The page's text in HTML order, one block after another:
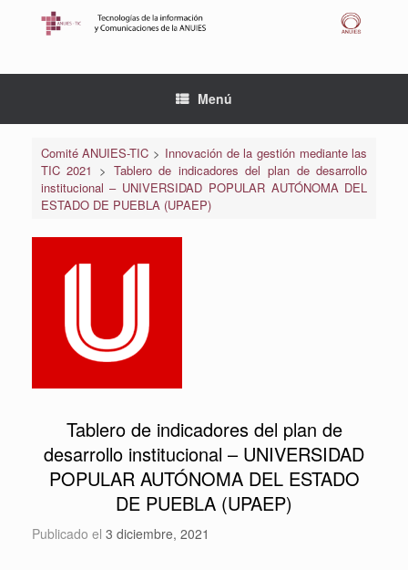
Menú
Comité ANUIES-TIC > Innovación de la gestión mediante las
TIC 2021 > Tablero de indicadores del plan de desarrollo
institucional – UNIVERSIDAD POPULAR AUTÓNOMA DEL
ESTADO DE PUEBLA (UPAEP)
Tablero de indicadores del plan de
desarrollo institucional – UNIVERSIDAD
POPULAR AUTÓNOMA DEL ESTADO
DE PUEBLA (UPAEP)
Publicado el 3 diciembre, 2021